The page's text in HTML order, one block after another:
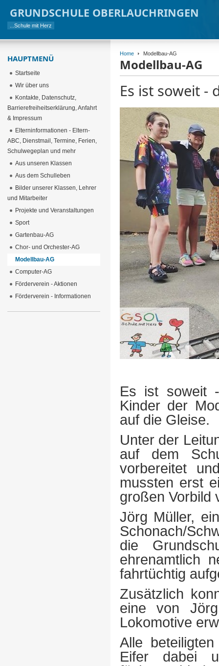
GRUNDSCHULE OBERLAUCHRINGEN
...Schule mit Herz
Home Modellbau-AG
Modellbau-AG
Es ist soweit -
Es ist soweit
Kinder der
auf die Gleise.
Unter der
auf dem
vorbereitet
mussten erst
großen Vorbild
Jörg Müller,
Schonach/
die
ehrenamtlich
fahrtüchtig
Zusätzlich
eine von
Lokomotive
Alle
Eifer dabei
HAUPTMENÜ
Startseite
Wir über uns
Kontakte, Datenschutz,
Barrierefreiheitserklärung, Anfahrt
& Impressum
Elterninformationen - Eltern-
ABC, Dienstmail, Termine, Ferien,
Schulwegeplan und mehr
Aus unseren Klassen
Aus dem Schulleben
Bilder unserer Klassen, Lehrer
und Mitarbeiter
Projekte und Veranstaltungen
Sport
Gartenbau-AG
Chor- und Orchester-AG
Modellbau-AG
Computer-AG
Förderverein - Aktionen
Förderverein - Informationen